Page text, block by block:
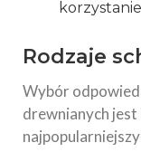
Rodzaje
Wybór
drewnianych